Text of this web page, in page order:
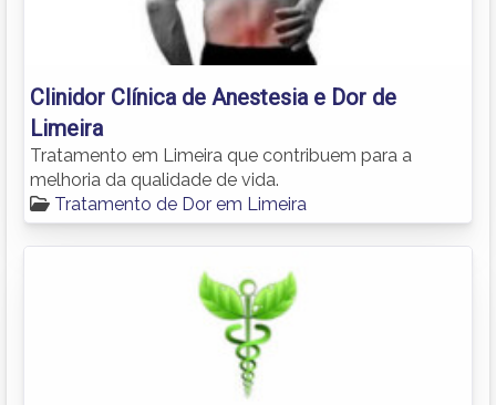
Clinidor Clínica de Anestesia e Dor de
Limeira
Tratamento em Limeira que contribuem para a
melhoria da qualidade de vida.
Tratamento de Dor em Limeira